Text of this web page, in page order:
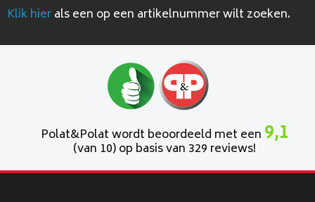
Klik hierals een op een artikelnummer wilt zoeken.
Polat&Polat wordt beoordeeld met een 9,1
(van 10) op basis van 329 reviews!